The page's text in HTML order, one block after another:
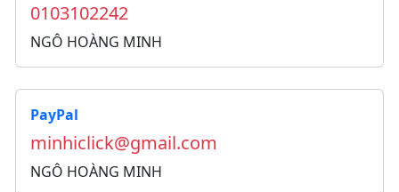
0103102242
NGÔ HOÀNG MINH
PayPal
minhiclick@gmail.com
NGÔ HOÀNG MINH